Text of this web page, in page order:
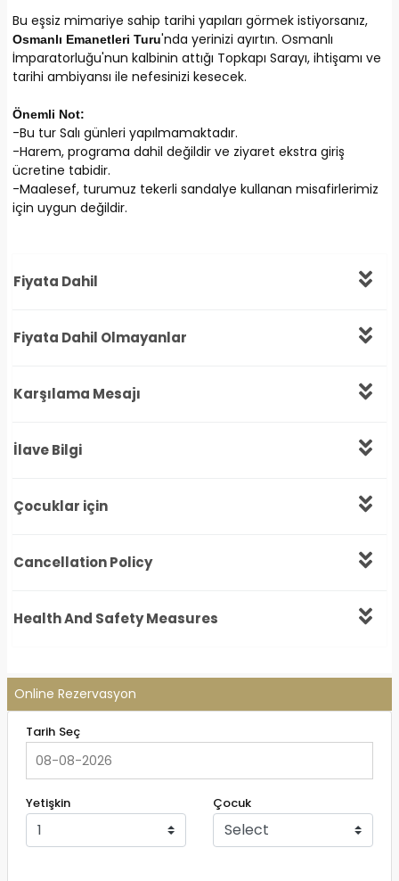
Bu eşsiz mimariye sahip tarihi yapıları görmek istiyorsanız,
Osmanlı Emanetleri Turu'nda yerinizi ayırtın. Osmanlı
İmparatorluğu'nun kalbinin attığı Topkapı Sarayı, ihtişamı ve
tarihi ambiyansı ile nefesinizi kesecek.
Önemli Not:
-Bu tur Salı günleri yapılmamaktadır.
-Harem, programa dahil değildir ve ziyaret ekstra giriş
ücretine tabidir.
-Maalesef, turumuz tekerli sandalye kullanan misafirlerimiz
için uygun değildir.
Fiyata Dahil
Fiyata Dahil Olmayanlar
Karşılama Mesajı
İlave Bilgi
Çocuklar için
Cancellation Policy
Health And Safety Measures
Online Rezervasyon
Tarih Seç
Yetişkin Çocuk